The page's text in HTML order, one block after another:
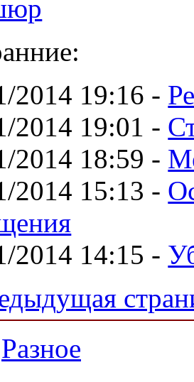
2014 19:16 -
2014 19:01 -
2014 18:59 -
2014 15:13 -
2014 14:15 -
Разное